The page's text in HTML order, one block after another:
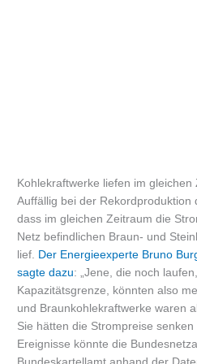
Kohlekraftwerke liefen im
Auffällig bei der Rekordproduktion
dass im gleichen Zeitraum die
Netz befindlichen Braun- und
lief. Der Energieexperte Bruno
sagte dazu: „Jene, die noch
Kapazitätsgrenze, könnten also
und Braunkohlekraftwerke waren
Sie hätten die Strompreise
Ereignisse könnte die